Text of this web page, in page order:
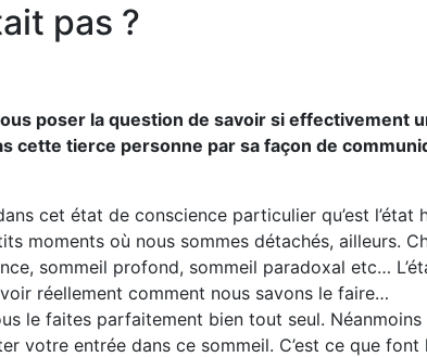
pas ?
poser la question de savoir si effectivement
cette tierce personne par sa façon de
cet état de conscience particulier qu’est l’état
moments où nous sommes détachés, ailleurs.
sommeil profond, sommeil paradoxal etc…
réellement comment nous savons le faire…
le faites parfaitement bien tout seul.
votre entrée dans ce sommeil. C’est ce que font